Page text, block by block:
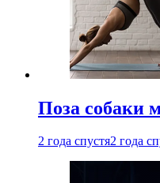
Поза собаки
2 года спустя2 года